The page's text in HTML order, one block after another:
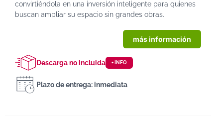
convirtiéndola en una inversión inteligente para quienes
buscan ampliar su espacio sin grandes obras.
más información
Descarga no incluida + INFO
Plazo de entrega: inmediata